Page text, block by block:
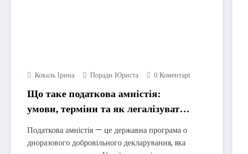
Коваль Ірина Поради Юриста 0 Коментарі
Що таке податкова амністія:
умови, терміни та як легалізувати
Податкова амністія — це державна програма о
дноразового добровільного декларування, яка